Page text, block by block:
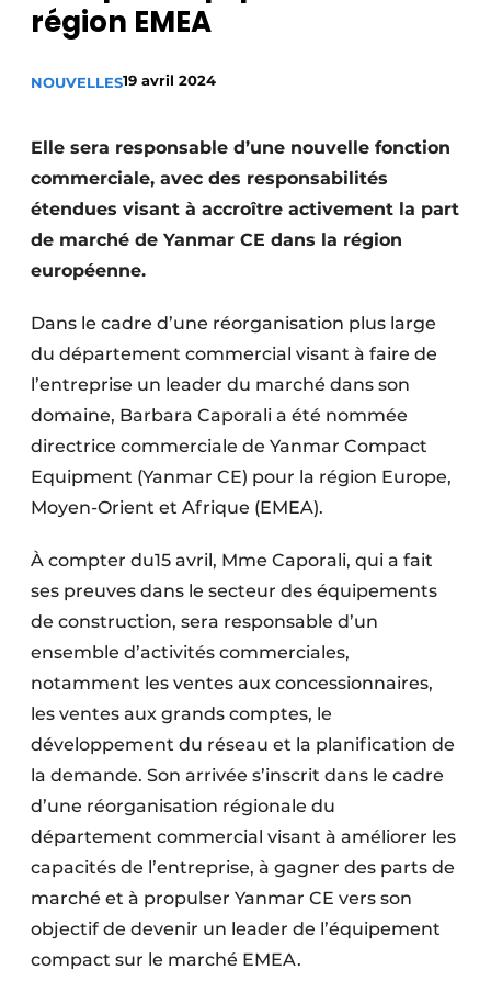
Termes et conditions
Construction bois
Contrôle d’accès
Éclairage
Fondations
Façades
Géotextiles
Protection solaire
Rénovation
Sécurité incendie
Software
Techniques ferroviaires
Travaux ferroviaires
région EMEA
NOUVELLES19 avril 2024
Elle sera responsable d’une nouvelle fonction
commerciale, avec des responsabilités
étendues visant à accroître activement la part
de marché de Yanmar CE dans la région
européenne.
Dans le cadre d’une réorganisation plus large
du département commercial visant à faire de
l’entreprise un leader du marché dans son
domaine, Barbara Caporali a été nommée
directrice commerciale de Yanmar Compact
Equipment (Yanmar CE) pour la région Europe,
Moyen-Orient et Afrique (EMEA).
À compter du15 avril, Mme Caporali, qui a fait
ses preuves dans le secteur des équipements
de construction, sera responsable d’un
ensemble d’activités commerciales,
notamment les ventes aux concessionnaires,
les ventes aux grands comptes, le
développement du réseau et la planification de
la demande. Son arrivée s’inscrit dans le cadre
d’une réorganisation régionale du
département commercial visant à améliorer les
capacités de l’entreprise, à gagner des parts de
marché et à propulser Yanmar CE vers son
objectif de devenir un leader de l’équipement
compact sur le marché EMEA.